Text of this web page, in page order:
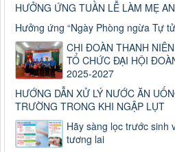
HƯỞNG ỨNG TUẦN LỄ LÀM MẸ
Hưởng ứng “Ngày Phòng ngừa Tự
CHI ĐOÀN THANH
TỔ CHỨC ĐẠI HỘI
2025-2027
HƯỚNG DẪN XỬ LÝ NƯỚC ĂN
TRƯỜNG TRONG KHI NGẬP LỤT
Hãy sàng lọc trước sinh
tương lai
Số: 187/CV-TTYT
Đẩy nhanh tiến độ thực hiện Hồ
Thời gian đăng: 11/10/2019